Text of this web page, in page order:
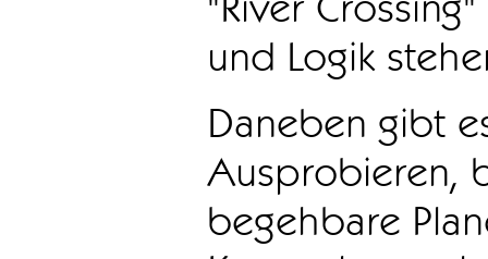
und Logik
Daneben gibt
Ausprobieren,
begehbare